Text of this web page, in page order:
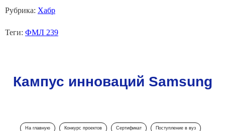
Рубрика: Хабр
Теги: ФМЛ 239
Кампус инноваций Samsung
На главную Конкурс проектов Сертификат Поступление в вуз